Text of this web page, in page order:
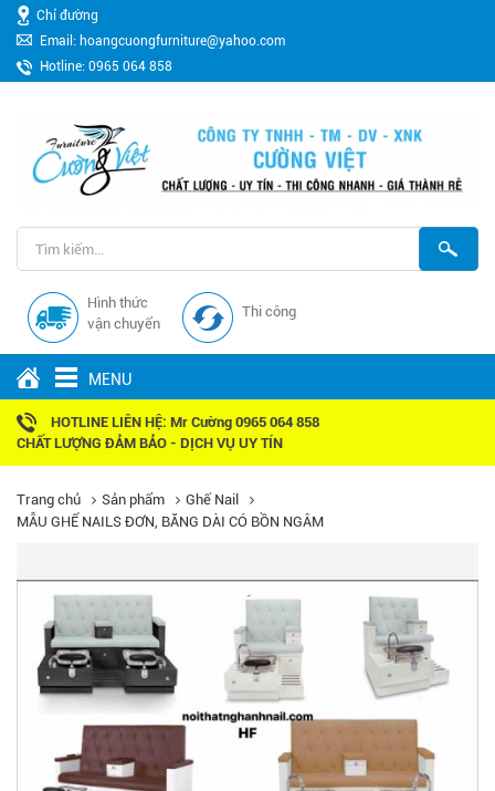
Chỉ đường
Email: hoangcuongfurniture@yahoo.com
Hotline: 0965 064 858
Hình thức
vận chuyển
Thi công
MENU
HOTLINE LIÊN HỆ: Mr Cường 0965 064 858
CHẤT LƯỢNG ĐẢM BẢO - DỊCH VỤ UY TÍN
Trang chủ Sản phẩm
Ghế Nail
MẪU GHẾ NAILS ĐƠN, BĂNG DÀI CÓ BỒN NGÂM